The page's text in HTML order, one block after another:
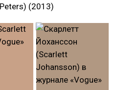
(2013)